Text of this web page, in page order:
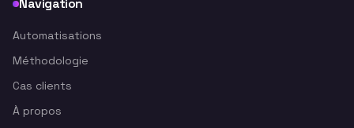
Navigation
Automatisations
Méthodologie
Cas clients
À propos